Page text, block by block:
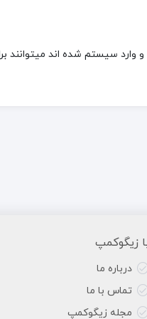
وارد سیستم شده اند میتوانند
زیگوکمپ
درباره ما
تماس با ما
مجله زیگوکمپ